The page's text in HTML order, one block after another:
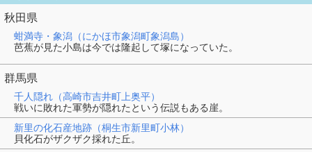
秋田県
蚶満寺・象潟（にかほ市象潟町象潟島）
芭蕉が見た小島は今では隆起して塚になっていた。
群馬県
千人隠れ（高崎市吉井町上奥平）
戦いに敗れた軍勢が隠れたという伝説もある崖。
新里の化石産地跡（桐生市新里町小林）
貝化石がザクザク採れた丘。